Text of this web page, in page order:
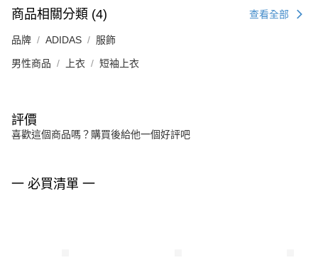
商品相關分類 (4) 查看全部
品牌 ADIDAS 服飾
男性商品 上衣 短袖上衣
評價
喜歡這個商品嗎？購買後給他一個好評吧
一 必買清單 一